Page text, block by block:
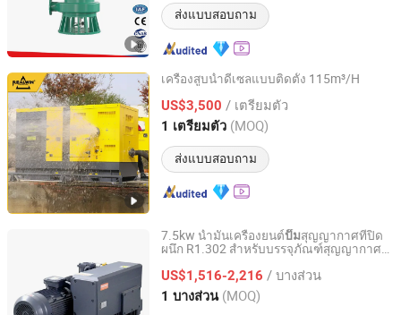
ส่งแบบสอบถาม
เครื่องสูบน้ำดีเซลแบบติดตั้ง 115m³/H
US$3,500 / เตรียมตัว
1 เตรียมตัว (MOQ)
ส่งแบบสอบถาม
Jiangsu Ruiying Machinery Manufacture Co., Ltd.
Jiangsu, China อัตราจาก 2026
7.5kw น้ำมันเครื่องยนต์ปั๊มสุญญากาศที่ปิด
ผนึก R1.302 สำหรับบรรจุภัณฑ์สุญญากาศ
US$1,516-2,216 / บางส่วน
1 บางส่วน (MOQ)
Nanjing Vacup Technology Co., Ltd.
Jiangsu, China อัตราจาก 2026